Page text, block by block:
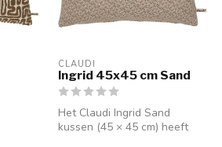
CLAUDI
Ingrid 45x45 cm Sand
Het Claudi Ingrid Sand
kussen (45 × 45 cm) heeft